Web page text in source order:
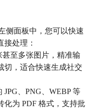
侧面板中，您可以快速
处理：
至多张图片，精准输
切，适合快速生成社交
、PNG、WEBP 等
化为 PDF 格式，支持批